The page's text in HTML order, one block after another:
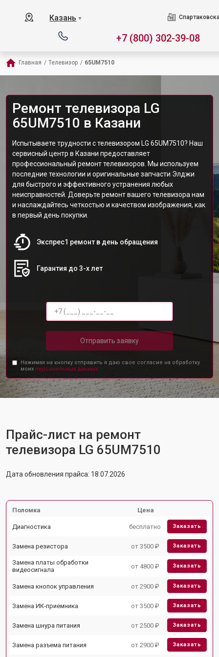
Казань ▼
+7 (800) 302-39-08
Главная / Телевизор / 65UM7510
Ремонт телевизора LG
65UM7510 в Казани
Испытываете трудности с телевизором LG 65UM7510? Наш
сервисный центр в Казани предоставляет
профессиональный ремонт телевизоров. Мы используем
последние технологии и оригинальные запчасти Элджи
для быстрого и эффективного устранения любых
неисправностей. Доверьте ремонт вашего телевизора нам
и наслаждайтесь четкостью и качеством изображения, как
в первый день покупки.
Экспрес1 ремонт в день обращения
Гарантия до 3-х лет
Отправить заявку
Нажимая на кнопку отправить я даю свое согласие на обработку
моих персональных данных.
Прайс-лист на ремонт
телевизора LG 65UM7510
Дата обновления прайса: 18.07.2026
Поломка Цена
Диагностика бесплатно Заказать
Замена резистора от 3500 ₽ Заказать
Замена платы обработки
видеосигнала
от 4800 ₽ Заказать
Замена кнопок управления от 2900 ₽ Заказать
Замена ИК-приемника от 3500 ₽ Заказать
Замена шнура питания от 2500 ₽ Заказать
Замена разъема питания от 2900 ₽ Заказать